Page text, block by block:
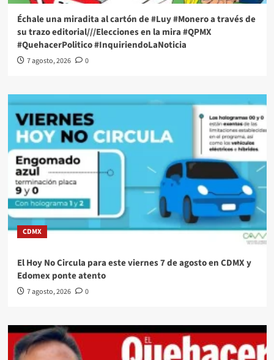
Échale una miradita al cartón de #Luy #Monero a través de
su trazo editorial///Elecciones en la mira #QPMX
#QuehacerPolitico #InquiriendoLaNoticia
7 agosto, 2026 0
CDMX
El Hoy No Circula para este viernes 7 de agosto en CDMX y
Edomex ponte atento
7 agosto, 2026 0